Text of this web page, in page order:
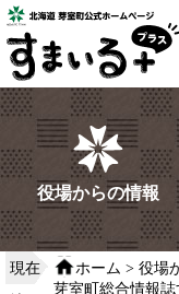
本
文
へ
移
動
る
instagram
役場からの情報
現在
ホーム > 役場
芽室町総合情報